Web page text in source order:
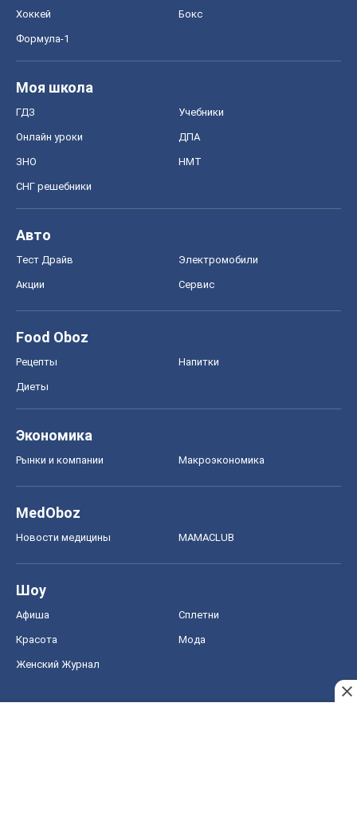
Хоккей Бокс
Формула-1
Моя школа
ГДЗ Учебники
Онлайн уроки ДПА
ЗНО НМТ
СНГ решебники
Авто
Тест Драйв Электромобили
Акции Сервис
Food Oboz
Рецепты Напитки
Диеты
Экономика
Рынки и компании Mакроэкономика
MedOboz
Новости медицины MAMACLUB
Шоу
Афиша Сплетни
Красота Мода
Женский Журнал